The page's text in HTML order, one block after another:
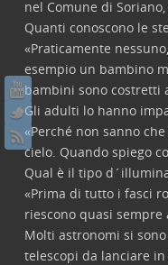
nel Comune di
Quanti conoscono le
«Praticamente
esempio un bambino
bambini sono costretti
Gli adulti lo hanno
«Perché non sanno
cielo. Quando spiego
Qual è il tipo
«Prima di tutto i fasci
riescono quasi
Molti astronomi si
telescopi da lanciare